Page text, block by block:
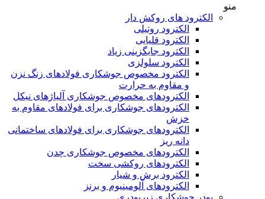
منو
الکترود های روکش دار
الکترود روتیلی
الکترود قلیایی
الکترود جایگزینی زیاد
الکترود سلولزی
الکترود مخصوص جوشکاری فولادهای زنگ نزن
و مقاوم به حرارت
الکترودهای مخصوص جوشکاری آلیاژهای نیکل
الکترودهای جوشکاری برای فولادهای مقاوم به
خزش
الکترودهای جوشکاری برای فولادهای ساختمانی
دانه ریز
الکترودهای مخصوص جوشکاری چدن
الکترودهای روکشی سخت
الکترود برش و شیار
الکترودهای آلومینیوم و برنز
پودر جوشکاری زیرپودری